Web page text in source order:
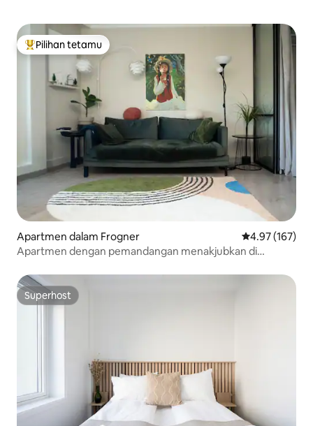
Pilihan utama tetamu
Pilihan tetamu
Apartmen dalam Frogner Penarafan
4.97 (167)
Apartmen dengan pemandangan menakjubkan di
Superhost
Superhost